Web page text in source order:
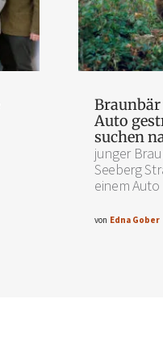
Auto
suchen
junger
Seeberg
einem Auto
von Edna Gober